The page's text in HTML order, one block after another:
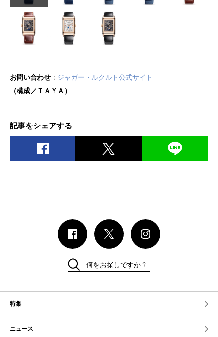
お問い合わせ： ジャガー・ルクルト公式サイト
（構成／ＴＡＹＡ）
記事をシェアする
特集
ニュース
何をお探しですか？